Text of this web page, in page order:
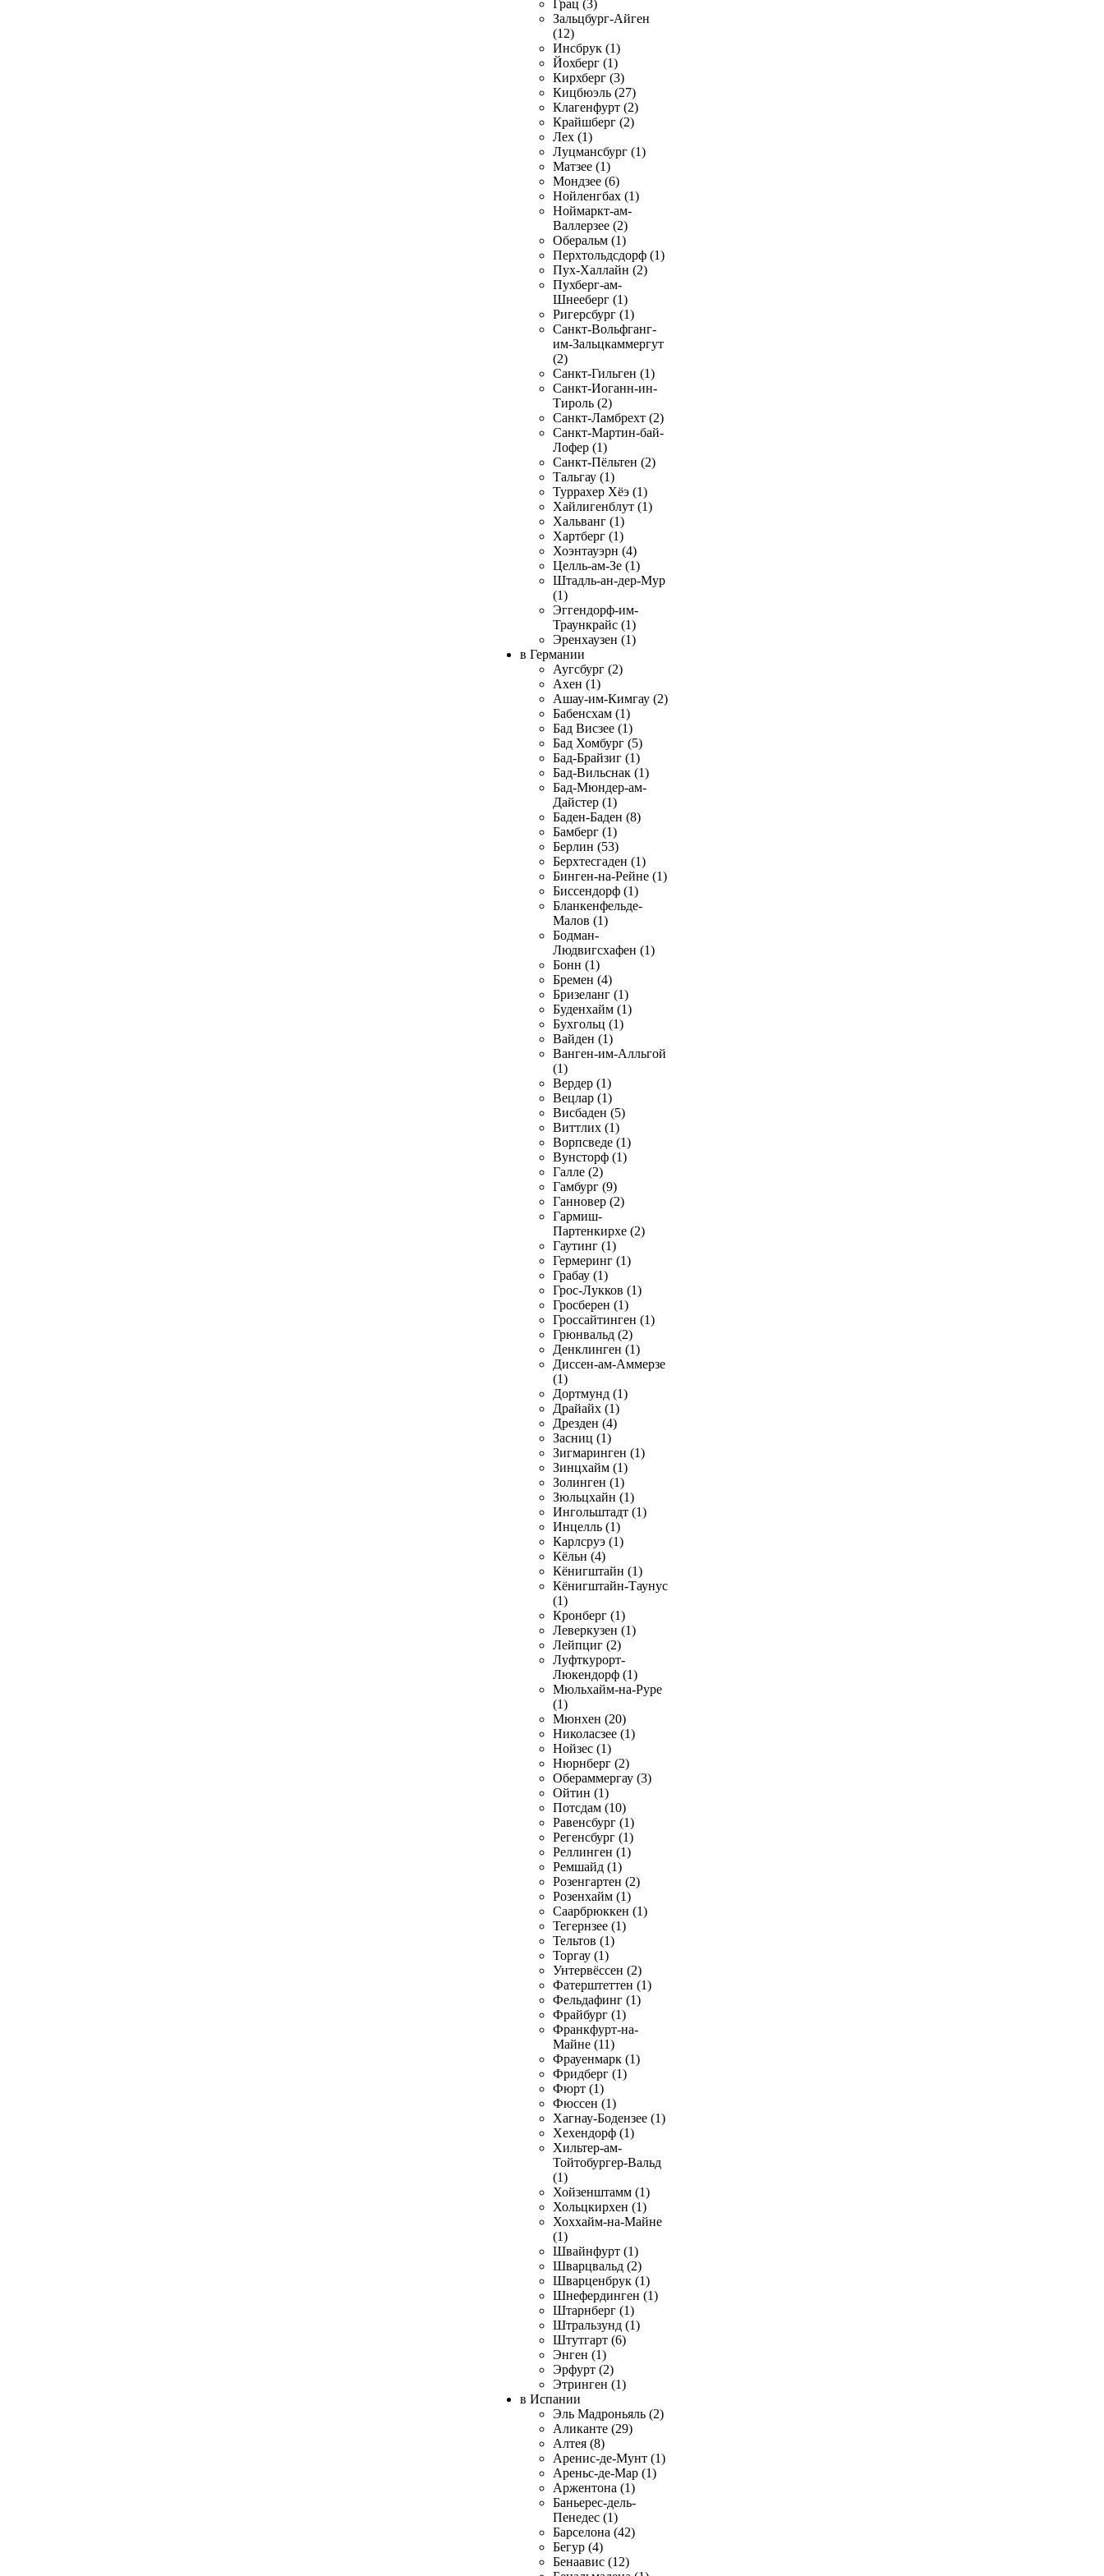
Грац (3)
Зальцбург-Айген
(12)
Инсбрук (1)
Йохберг (1)
Кирхберг (3)
Кицбюэль (27)
Клагенфурт (2)
Крайшберг (2)
Лех (1)
Луцмансбург (1)
Матзее (1)
Мондзее (6)
Нойленгбах (1)
Ноймаркт-ам-
Валлерзее (2)
Оберальм (1)
Перхтольдсдорф (1)
Пух-Халлайн (2)
Пухберг-ам-
Шнееберг (1)
Ригерсбург (1)
Санкт-Вольфганг-
им-Зальцкаммергут
(2)
Санкт-Гильген (1)
Санкт-Иоганн-ин-
Тироль (2)
Санкт-Ламбрехт (2)
Санкт-Мартин-бай-
Лофер (1)
Санкт-Пёльтен (2)
Тальгау (1)
Туррахер Хёэ (1)
Хайлигенблут (1)
Хальванг (1)
Хартберг (1)
Хоэнтауэрн (4)
Целль-ам-Зе (1)
Штадль-ан-дер-Мур
(1)
Эггендорф-им-
Траункрайс (1)
Эренхаузен (1)
в Германии
Аугсбург (2)
Ахен (1)
Ашау-им-Кимгау (2)
Бабенсхам (1)
Бад Висзее (1)
Бад Хомбург (5)
Бад-Брайзиг (1)
Бад-Вильснак (1)
Бад-Мюндер-ам-
Дайстер (1)
Баден-Баден (8)
Бамберг (1)
Берлин (53)
Берхтесгаден (1)
Бинген-на-Рейне (1)
Биссендорф (1)
Бланкенфельде-
Малов (1)
Бодман-
Людвигсхафен (1)
Бонн (1)
Бремен (4)
Бризеланг (1)
Буденхайм (1)
Бухгольц (1)
Вайден (1)
Ванген-им-Алльгой
(1)
Вердер (1)
Вецлар (1)
Висбаден (5)
Виттлих (1)
Ворпсведе (1)
Вунсторф (1)
Галле (2)
Гамбург (9)
Ганновер (2)
Гармиш-
Партенкирхе (2)
Гаутинг (1)
Гермеринг (1)
Грабау (1)
Грос-Лукков (1)
Гросберен (1)
Гроссайтинген (1)
Грюнвальд (2)
Денклинген (1)
Диссен-ам-Аммерзе
(1)
Дортмунд (1)
Драйайх (1)
Дрезден (4)
Засниц (1)
Зигмаринген (1)
Зинцхайм (1)
Золинген (1)
Зюльцхайн (1)
Ингольштадт (1)
Инцелль (1)
Карлсруэ (1)
Кёльн (4)
Кёнигштайн (1)
Кёнигштайн-Таунус
(1)
Кронберг (1)
Леверкузен (1)
Лейпциг (2)
Луфткурорт-
Люкендорф (1)
Мюльхайм-на-Руре
(1)
Мюнхен (20)
Николасзее (1)
Нойзес (1)
Нюрнберг (2)
Обераммергау (3)
Ойтин (1)
Потсдам (10)
Равенсбург (1)
Регенсбург (1)
Реллинген (1)
Ремшайд (1)
Розенгартен (2)
Розенхайм (1)
Саарбрюккен (1)
Тегернзее (1)
Тельтов (1)
Торгау (1)
Унтервёссен (2)
Фатерштеттен (1)
Фельдафинг (1)
Фрайбург (1)
Франкфурт-на-
Майне (11)
Фрауенмарк (1)
Фридберг (1)
Фюрт (1)
Фюссен (1)
Хагнау-Бодензее (1)
Хехендорф (1)
Хильтер-ам-
Тойтобургер-Вальд
(1)
Хойзенштамм (1)
Хольцкирхен (1)
Хоххайм-на-Майне
(1)
Швайнфурт (1)
Шварцвальд (2)
Шварценбрук (1)
Шнефердинген (1)
Штарнберг (1)
Штральзунд (1)
Штутгарт (6)
Энген (1)
Эрфурт (2)
Этринген (1)
в Испании
Эль Мадроньяль (2)
Аликанте (29)
Алтея (8)
Аренис-де-Мунт (1)
Ареньс-де-Мар (1)
Аржентона (1)
Баньерес-дель-
Пенедес (1)
Барселона (42)
Бегур (4)
Бенаавис (12)